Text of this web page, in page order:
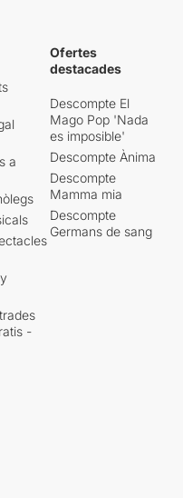
a
-
Ofertes
destacades
Descompte El
Mago Pop 'Nada
es imposible'
Descompte Ànima
Descompte
Mamma mia
Descompte
Germans de sang